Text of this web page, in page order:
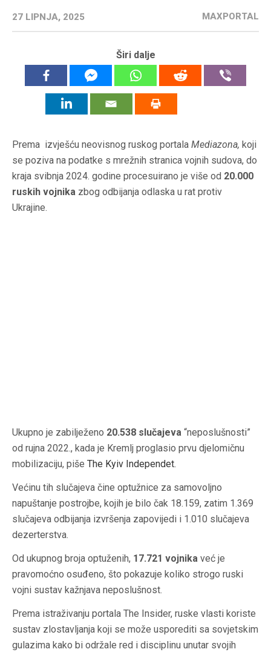
27 LIPNJA, 2025 MAXPORTAL
Širi dalje
Prema izvješću neovisnog ruskog portala Mediazona, koji
se poziva na podatke s mrežnih stranica vojnih sudova, do
kraja svibnja 2024. godine procesuirano je više od 20.000
ruskih vojnika zbog odbijanja odlaska u rat protiv
Ukrajine.
Ukupno je zabilježeno 20.538 slučajeva “neposlušnosti”
od rujna 2022., kada je Kremlj proglasio prvu djelomičnu
mobilizaciju, piše The Kyiv Independet.
Većinu tih slučajeva čine optužnice za samovoljno
napuštanje postrojbe, kojih je bilo čak 18.159, zatim 1.369
slučajeva odbijanja izvršenja zapovijedi i 1.010 slučajeva
dezerterstva.
Od ukupnog broja optuženih, 17.721 vojnika već je
pravomoćno osuđeno, što pokazuje koliko strogo ruski
vojni sustav kažnjava neposlušnost.
Prema istraživanju portala The Insider, ruske vlasti koriste
sustav zlostavljanja koji se može usporediti sa sovjetskim
gulazima kako bi održale red i disciplinu unutar svojih